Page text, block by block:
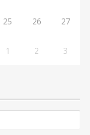
25 26 27
1 2 3